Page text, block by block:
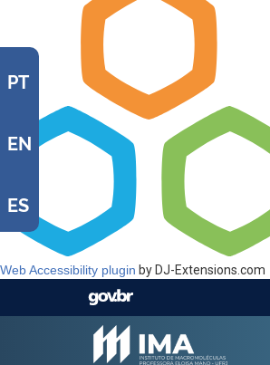
Web Accessibility plugin by DJ-Extensions.com
PT
EN
ES